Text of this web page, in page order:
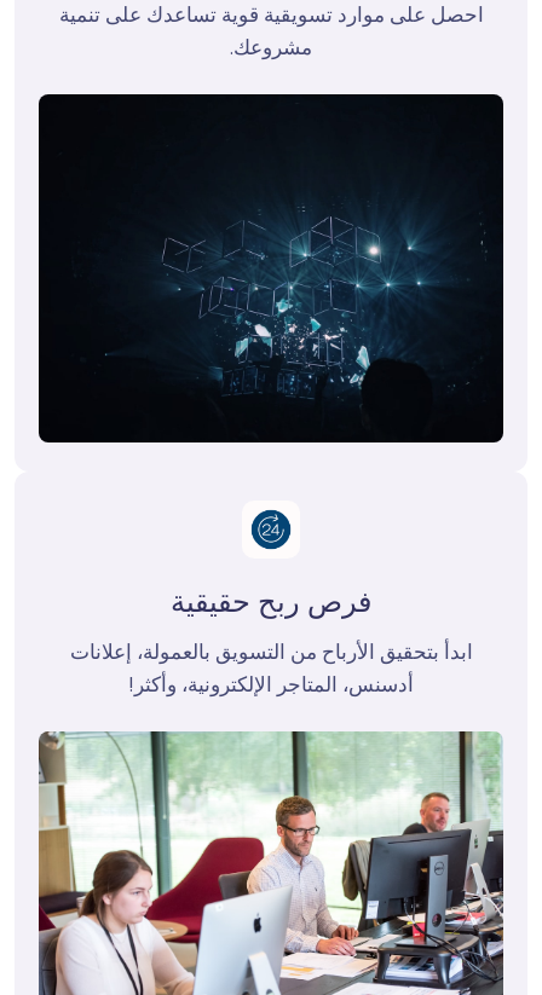
احصل على موارد تسويقية قوية تساعدك على تنمية
مشروعك.
فرص ربح حقيقية
ابدأ بتحقيق الأرباح من التسويق بالعمولة، إعلانات
أدسنس، المتاجر الإلكترونية، وأكثر!